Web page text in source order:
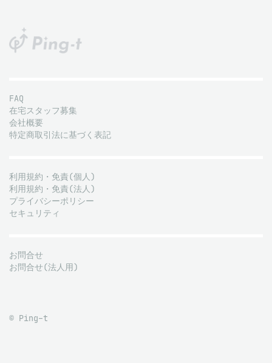
FAQ
在宅スタッフ募集
会社概要
特定商取引法に基づく表記
利用規約・免責(個人)
利用規約・免責(法人)
プライバシーポリシー
セキュリティ
お問合せ
お問合せ(法人用)
© Ping-t